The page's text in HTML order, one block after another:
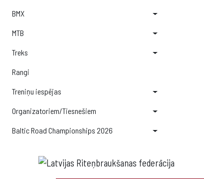
BMX
MTB
Treks
Rangi
Treniņu iespējas
Organizatoriem/Tiesnešiem
Baltic Road Championships 2026